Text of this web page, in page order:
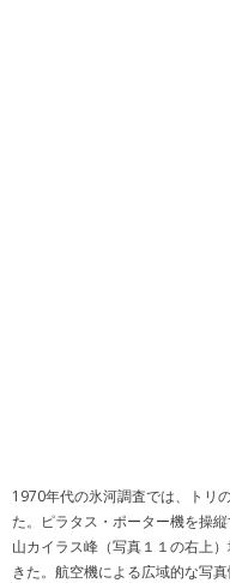
1970年代の氷河調査では、トリ
た。ピラタス・ポーター機を操
山カイラス峰（写真１１の右上
きた。航空機による広域的な写